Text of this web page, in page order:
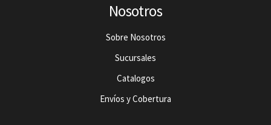
Nosotros
Sobre Nosotros
Sucursales
Catalogos
Envíos y Cobertura